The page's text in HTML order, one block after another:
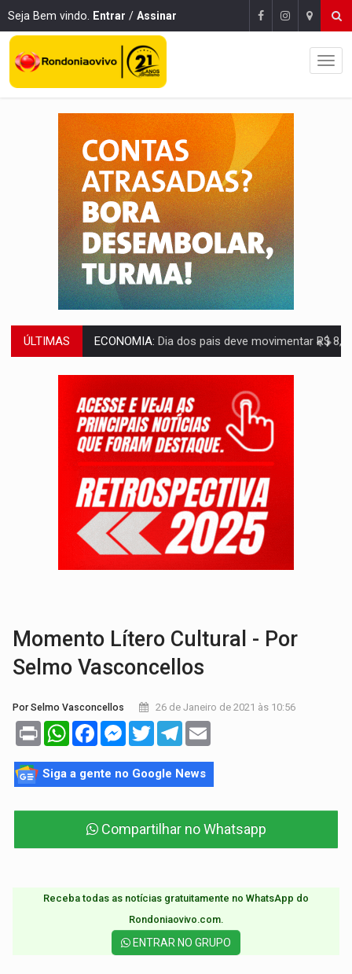
Seja Bem vindo. Entrar / Assinar
ÚLTIMAS ECONOMIA: Dia dos pais deve movimentar R$ 8,5 bilhões e RO
DIA DOS PAIS:Bailarina da Praça organiza celebração gratuita
VÍDEO:Perseguição a embarcação no rio Madeira termina com
MEGA SENA:Prêmio acumula para R$ 165
Publicação Legal:AVISO DE LICITAÇÃO: PREGÃO ELETRÔNICO Nº
NO MARIANA:Quadrilha é flagrada com cerca de 200
BAIRRO TEIXEIRÃO: MPF cobra regularização fundiária da
Momento Lítero Cultural - Por
Selmo Vasconcellos
Por Selmo Vasconcellos 26 de Janeiro de 2021 às 10:56
Print WhatsAppFacebookMessenger
TwitterTelegram
Siga a gente no Google News
Compartilhar no Whatsapp
Receba todas as notícias gratuitamente no WhatsApp do
Rondoniaovivo.com.​
ENTRAR NO GRUPO